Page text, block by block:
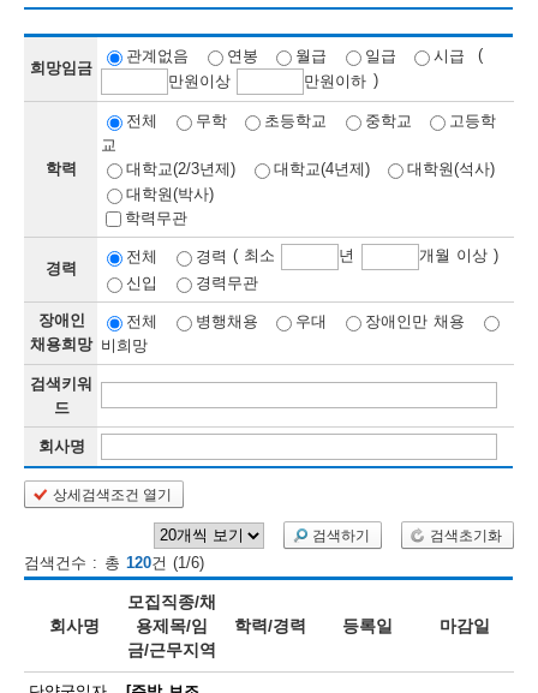
보
보
련
정
우
미
내
희망임금
관계없음 연봉 월급 일급 시급
(
만원이상 만원이하 )
학력
전체 무학 초등학교 중학교
고등학
교
대학교(2/3년제)
대학교(4년제)
대학원(석사)
대학원(박사)
학력무관
경력
전체 경력 ( 최소 년
개월 이상 )
신입
경력무관
장애인
채용희망
전체 병행채용 우대
장애인만 채용
비희망
검색키워
드
회사명
상세검색조건 열기
검색하기 검색초기화
검색건수 : 총 120건 (1/6)
회사명
모집직종/채
용제목/임
금/근무지역
학력/경력 등록일 마감일
용
보
오
등